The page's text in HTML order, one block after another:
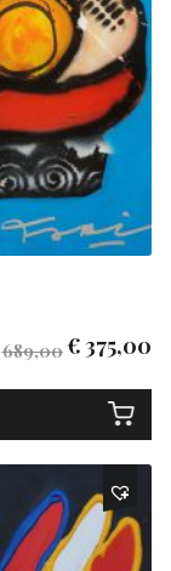
689,00€ 375,00